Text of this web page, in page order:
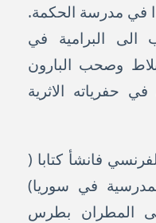
في مدرسة الحكمة.
البرامية في
وصحب البارون
حفرياته الاثرية
فانشأ كتابا (
في سوريا)
واهداه الى المطران بطرس